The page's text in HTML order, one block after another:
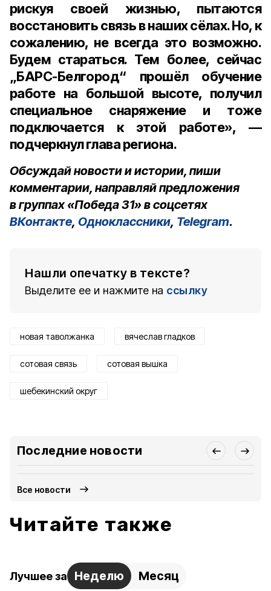
рискуя своей жизнью, пытаются
восстановить связь в наших сёлах. Но, к
сожалению, не всегда это возможно.
Будем стараться. Тем более, сейчас
„БАРС-Белгород“ прошёл обучение
работе на большой высоте, получил
специальное снаряжение и тоже
подключается к этой работе», —
подчеркнул глава региона.
Обсуждай новости и истории, пиши
комментарии, направляй предложения
в группах «Победа 31» в соцсетях
ВКонтакте, Одноклассники, Telegram.
Нашли опечатку в тексте?
Выделите ее и нажмите на ссылку
новая таволжанка вячеслав гладков
сотовая связь сотовая вышка
шебекинский округ
Последние новости
Все новости
Читайте также
Лучшее за Неделю Месяц